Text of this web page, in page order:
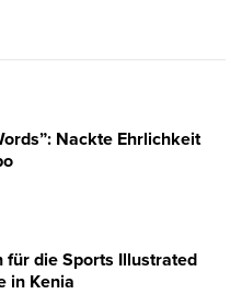
Nackte Ehrlichkeit
für die Sports Illustrated
in Kenia